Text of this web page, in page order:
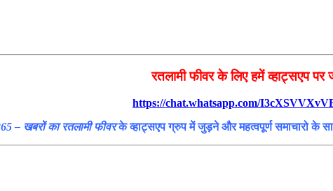
रतलामी फीवर के लिए हमें व्हाट्सएप
https://chat.whatsapp.com/
– खबरों का रतलामी फीवरके व्हाट्सएप ग्रुप में जुड़ने और महत्वपूर्ण समाचारो के